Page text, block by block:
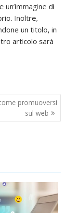
un’immagine di
Inoltre,
un titolo, in
articolo sarà
promuoversi
sul web